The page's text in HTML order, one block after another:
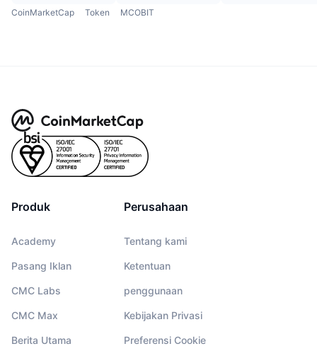
CoinMarketCap Token MCOBIT
Produk
Academy
Pasang Iklan
CMC Labs
CMC Max
Berita Utama
Perusahaan
Tentang kami
Ketentuan
penggunaan
Kebijakan Privasi
Preferensi Cookie